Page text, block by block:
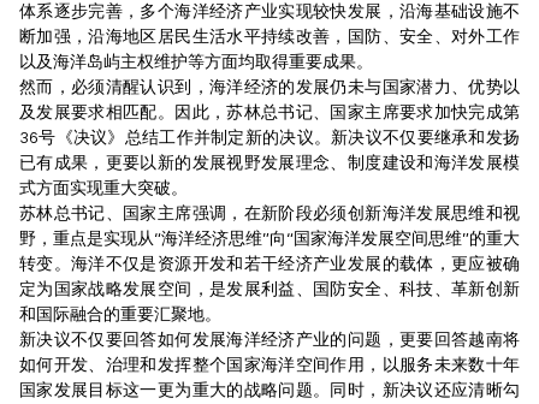
体系逐步完善，多个海洋经济产业实现较快发展，沿海基础设施不
断加强，沿海地区居民生活水平持续改善，国防、安全、对外工作
以及海洋岛屿主权维护等方面均取得重要成果。
然而，必须清醒认识到，海洋经济的发展仍未与国家潜力、优势以
及发展要求相匹配。因此，苏林总书记、国家主席要求加快完成第
36号《决议》总结工作并制定新的决议。新决议不仅要继承和发扬
已有成果，更要以新的发展视野发展理念、制度建设和海洋发展模
式方面实现重大突破。
苏林总书记、国家主席强调，在新阶段必须创新海洋发展思维和视
野，重点是实现从“海洋经济思维”向“国家海洋发展空间思维”的重大
转变。海洋不仅是资源开发和若干经济产业发展的载体，更应被确
定为国家战略发展空间，是发展利益、国防安全、科技、革新创新
和国际融合的重要汇聚地。
新决议不仅要回答如何发展海洋经济产业的问题，更要回答越南将
如何开发、治理和发挥整个国家海洋空间作用，以服务未来数十年
国家发展目标这一更为重大的战略问题。同时，新决议还应清晰勾